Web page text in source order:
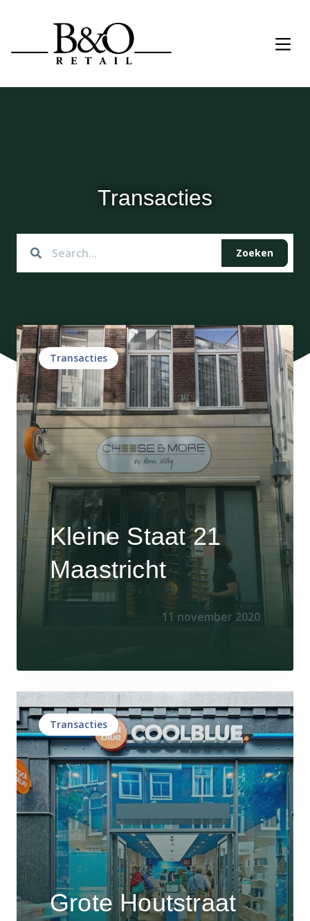
Transacties
Zoeken
Transacties
Kleine Staat 21
Maastricht
11 november 2020
Transacties
Grote Houtstraat